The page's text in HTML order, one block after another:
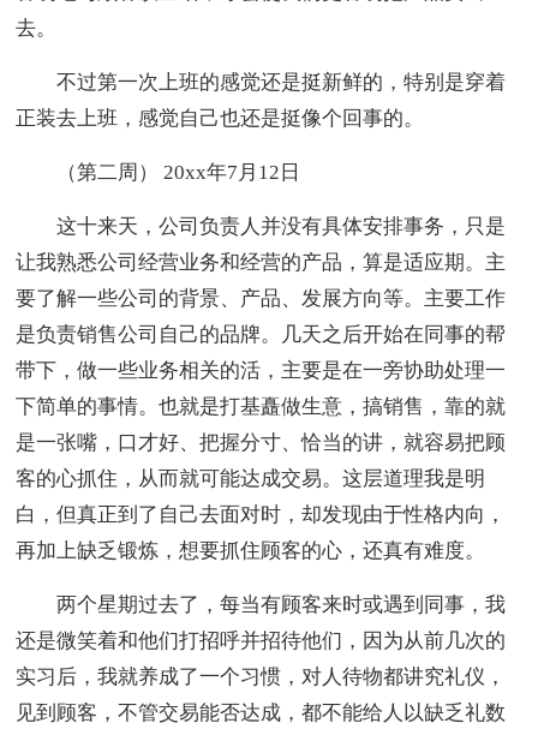
去。
不过第一次上班的感觉还是挺新鲜的，特别是穿着
正装去上班，感觉自己也还是挺像个回事的。
（第二周） 20xx年7月12日
这十来天，公司负责人并没有具体安排事务，只是
让我熟悉公司经营业务和经营的产品，算是适应期。主
要了解一些公司的背景、产品、发展方向等。主要工作
是负责销售公司自己的品牌。几天之后开始在同事的帮
带下，做一些业务相关的活，主要是在一旁协助处理一
下简单的事情。也就是打基矗做生意，搞销售，靠的就
是一张嘴，口才好、把握分寸、恰当的讲，就容易把顾
客的心抓住，从而就可能达成交易。这层道理我是明
白，但真正到了自己去面对时，却发现由于性格内向，
再加上缺乏锻炼，想要抓住顾客的心，还真有难度。
两个星期过去了，每当有顾客来时或遇到同事，我
还是微笑着和他们打招呼并招待他们，因为从前几次的
实习后，我就养成了一个习惯，对人待物都讲究礼仪，
见到顾客，不管交易能否达成，都不能给人以缺乏礼数